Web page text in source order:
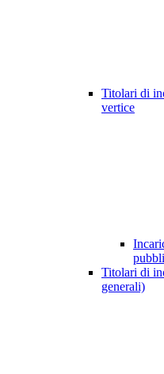
Titolari di
vertice
Titolari di
generali)